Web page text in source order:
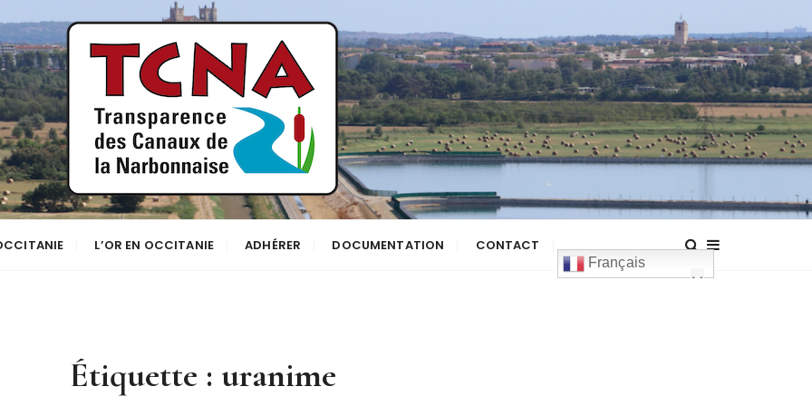
L’OR EN OCCITANIE ADHÉRER DOCUMENTATION CONTACT
Français
Étiquette : uranime